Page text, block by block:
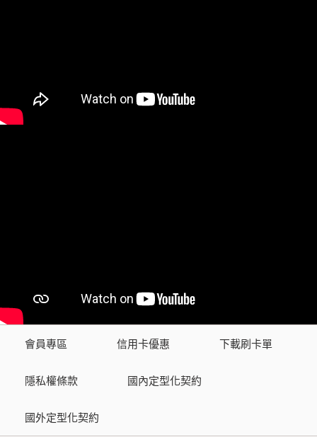
會員專區 信用卡優惠 下載刷卡單
隱私權條款 國內定型化契約
國外定型化契約